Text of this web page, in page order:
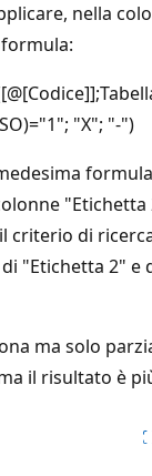
nella
"X"; "-")
criterio di
"Etichetta 2" e
ma solo
il risultato è